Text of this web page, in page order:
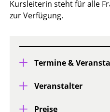
Kursleiterin steht für alle
zur Verfügung.
Termine &
Veranstalter
Preise